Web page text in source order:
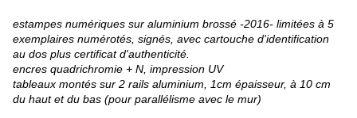
estampes numériques sur aluminium brossé -2016- limitées à 5
exemplaires numérotés, signés, avec cartouche d'identification
au dos plus certificat d'authenticité.
encres quadrichromie + N, impression UV
tableaux montés sur 2 rails aluminium, 1cm épaisseur, à 10 cm
du haut et du bas (pour parallélisme avec le mur)